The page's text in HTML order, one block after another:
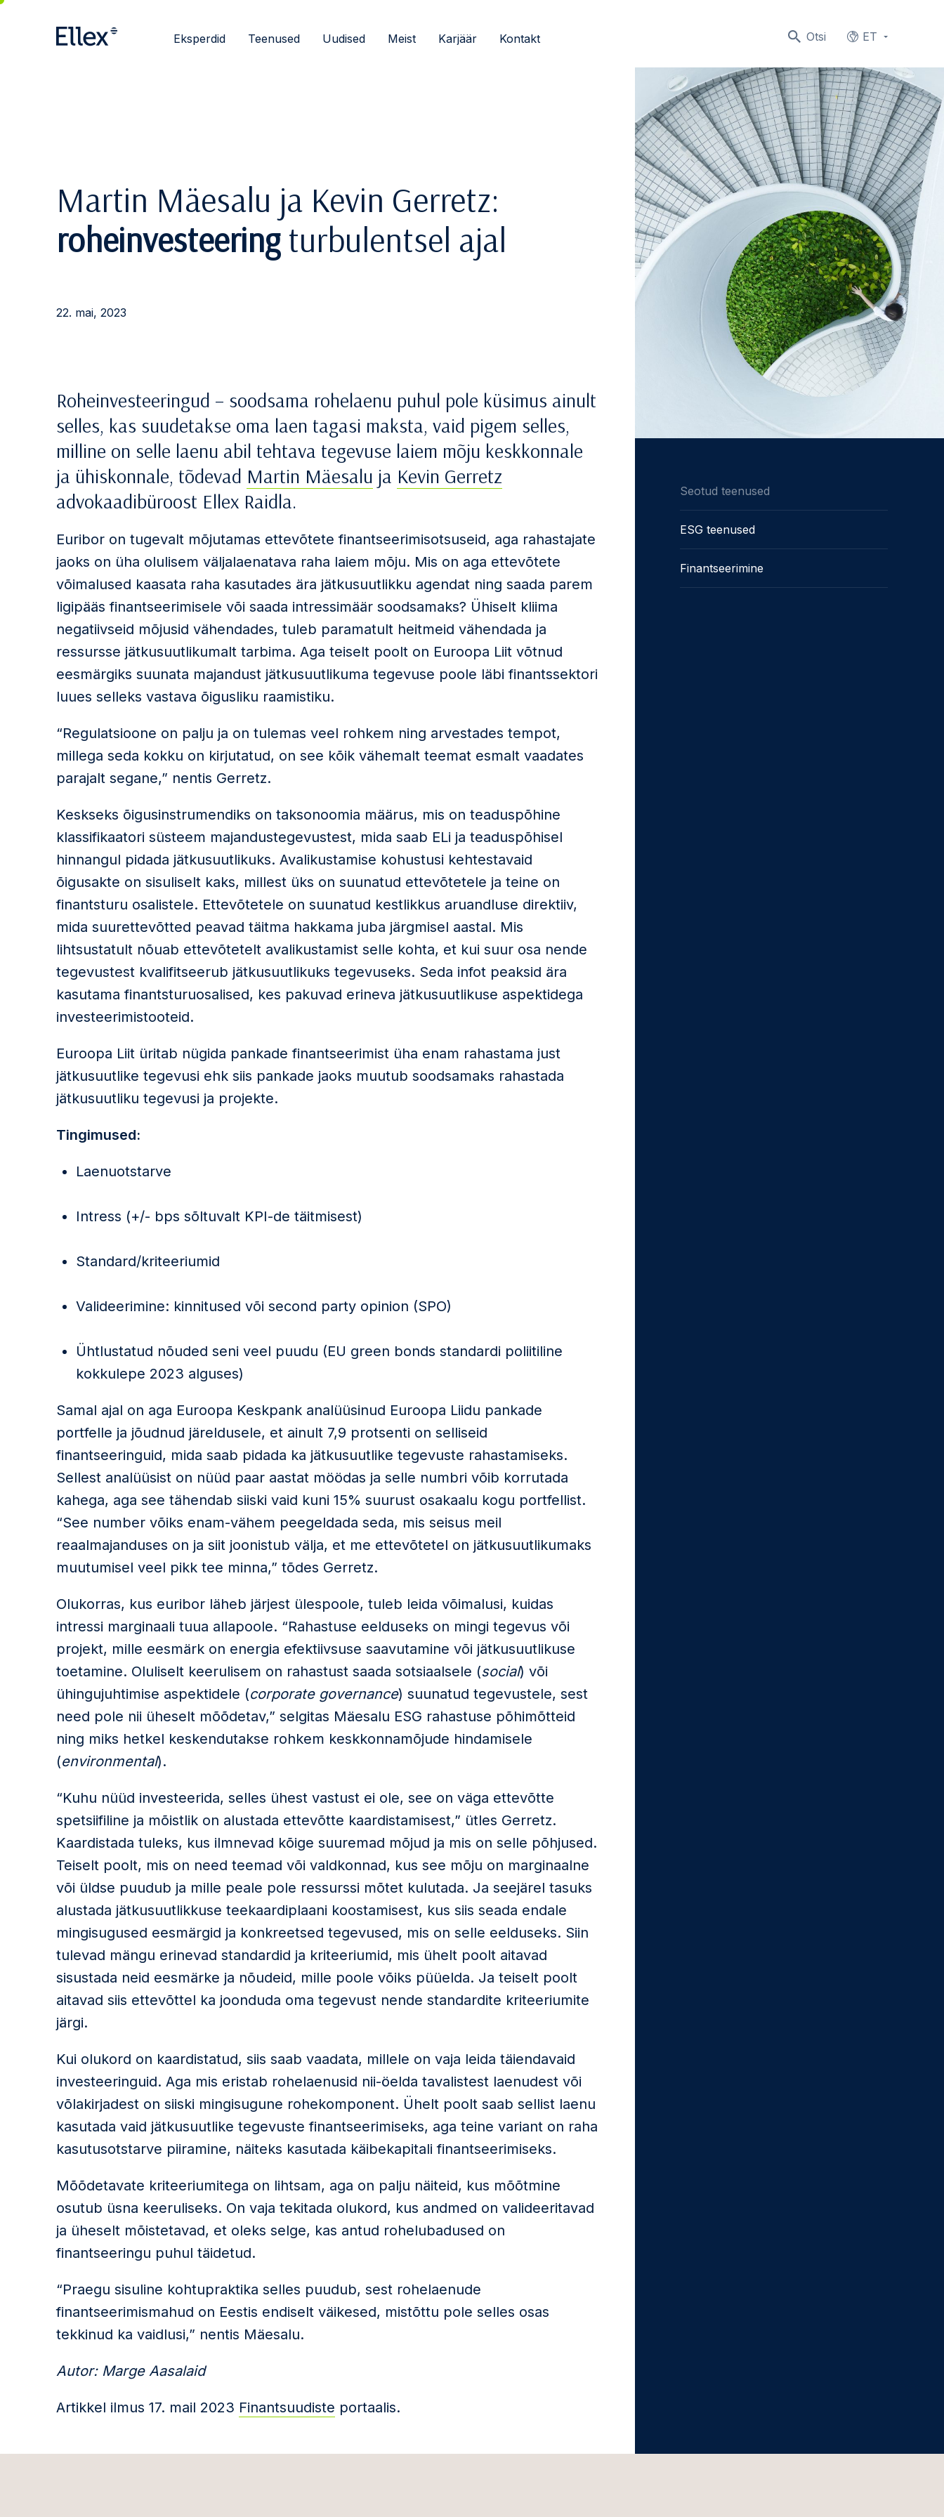
Otsi ET
Eksperdid Teenused Uudised Meist Karjäär Kontakt
Martin Mäesalu ja Kevin Gerretz:
roheinvesteeringturbulentsel ajal
22. mai, 2023
Roheinvesteeringud – soodsama rohelaenu puhul pole küsimus ainult
selles, kas suudetakse oma laen tagasi maksta, vaid pigem selles,
milline on selle laenu abil tehtava tegevuse laiem mõju keskkonnale
ja ühiskonnale, tõdevad Martin Mäesalu ja Kevin Gerretz
advokaadibüroost Ellex Raidla.
Euribor on tugevalt mõjutamas ettevõtete finantseerimisotsuseid, aga rahastajate
jaoks on üha olulisem väljalaenatava raha laiem mõju. Mis on aga ettevõtete
võimalused kaasata raha kasutades ära jätkusuutlikku agendat ning saada parem
ligipääs finantseerimisele või saada intressimäär soodsamaks? Ühiselt kliima
negatiivseid mõjusid vähendades, tuleb paramatult heitmeid vähendada ja
ressursse jätkusuutlikumalt tarbima. Aga teiselt poolt on Euroopa Liit võtnud
eesmärgiks suunata majandust jätkusuutlikuma tegevuse poole läbi finantssektori
luues selleks vastava õigusliku raamistiku.
“Regulatsioone on palju ja on tulemas veel rohkem ning arvestades tempot,
millega seda kokku on kirjutatud, on see kõik vähemalt teemat esmalt vaadates
parajalt segane,” nentis Gerretz.
Keskseks õigusinstrumendiks on taksonoomia määrus, mis on teaduspõhine
klassifikaatori süsteem majandustegevustest, mida saab ELi ja teaduspõhisel
hinnangul pidada jätkusuutlikuks. Avalikustamise kohustusi kehtestavaid
õigusakte on sisuliselt kaks, millest üks on suunatud ettevõtetele ja teine on
finantsturu osalistele. Ettevõtetele on suunatud kestlikkus aruandluse direktiiv,
mida suurettevõtted peavad täitma hakkama juba järgmisel aastal. Mis
lihtsustatult nõuab ettevõtetelt avalikustamist selle kohta, et kui suur osa nende
tegevustest kvalifitseerub jätkusuutlikuks tegevuseks. Seda infot peaksid ära
kasutama finantsturuosalised, kes pakuvad erineva jätkusuutlikuse aspektidega
investeerimistooteid.
Euroopa Liit üritab nügida pankade finantseerimist üha enam rahastama just
jätkusuutlike tegevusi ehk siis pankade jaoks muutub soodsamaks rahastada
jätkusuutliku tegevusi ja projekte.
Tingimused:
Laenuotstarve
Intress (+/- bps sõltuvalt KPI-de täitmisest)
Standard/kriteeriumid
Valideerimine: kinnitused või second party opinion (SPO)
Ühtlustatud nõuded seni veel puudu (EU green bonds standardi poliitiline
kokkulepe 2023 alguses)
Samal ajal on aga Euroopa Keskpank analüüsinud Euroopa Liidu pankade
portfelle ja jõudnud järeldusele, et ainult 7,9 protsenti on selliseid
finantseeringuid, mida saab pidada ka jätkusuutlike tegevuste rahastamiseks.
Sellest analüüsist on nüüd paar aastat möödas ja selle numbri võib korrutada
kahega, aga see tähendab siiski vaid kuni 15% suurust osakaalu kogu portfellist.
“See number võiks enam-vähem peegeldada seda, mis seisus meil
reaalmajanduses on ja siit joonistub välja, et me ettevõtetel on jätkusuutlikumaks
muutumisel veel pikk tee minna,” tõdes Gerretz.
Olukorras, kus euribor läheb järjest ülespoole, tuleb leida võimalusi, kuidas
intressi marginaali tuua allapoole. “Rahastuse eelduseks on mingi tegevus või
projekt, mille eesmärk on energia efektiivsuse saavutamine või jätkusuutlikuse
toetamine. Oluliselt keerulisem on rahastust saada sotsiaalsele (social) või
ühingujuhtimise aspektidele (corporate governance) suunatud tegevustele, sest
need pole nii üheselt mõõdetav,” selgitas Mäesalu ESG rahastuse põhimõtteid
ning miks hetkel keskendutakse rohkem keskkonnamõjude hindamisele
(environmental).
“Kuhu nüüd investeerida, selles ühest vastust ei ole, see on väga ettevõtte
spetsiifiline ja mõistlik on alustada ettevõtte kaardistamisest,” ütles Gerretz.
Kaardistada tuleks, kus ilmnevad kõige suuremad mõjud ja mis on selle põhjused.
Teiselt poolt, mis on need teemad või valdkonnad, kus see mõju on marginaalne
või üldse puudub ja mille peale pole ressurssi mõtet kulutada. Ja seejärel tasuks
alustada jätkusuutlikkuse teekaardiplaani koostamisest, kus siis seada endale
mingisugused eesmärgid ja konkreetsed tegevused, mis on selle eelduseks. Siin
tulevad mängu erinevad standardid ja kriteeriumid, mis ühelt poolt aitavad
sisustada neid eesmärke ja nõudeid, mille poole võiks püüelda. Ja teiselt poolt
aitavad siis ettevõttel ka joonduda oma tegevust nende standardite kriteeriumite
järgi.
Kui olukord on kaardistatud, siis saab vaadata, millele on vaja leida täiendavaid
investeeringuid. Aga mis eristab rohelaenusid nii-öelda tavalistest laenudest või
võlakirjadest on siiski mingisugune rohekomponent. Ühelt poolt saab sellist laenu
kasutada vaid jätkusuutlike tegevuste finantseerimiseks, aga teine variant on raha
kasutusotstarve piiramine, näiteks kasutada käibekapitali finantseerimiseks.
Mõõdetavate kriteeriumitega on lihtsam, aga on palju näiteid, kus mõõtmine
osutub üsna keeruliseks. On vaja tekitada olukord, kus andmed on valideeritavad
ja üheselt mõistetavad, et oleks selge, kas antud rohelubadused on
finantseeringu puhul täidetud.
“Praegu sisuline kohtupraktika selles puudub, sest rohelaenude
finantseerimismahud on Eestis endiselt väikesed, mistõttu pole selles osas
tekkinud ka vaidlusi,” nentis Mäesalu.
Autor: Marge Aasalaid
Artikkel ilmus 17. mail 2023 Finantsuudiste portaalis.
Seotud teenused
ESG teenused
Finantseerimine